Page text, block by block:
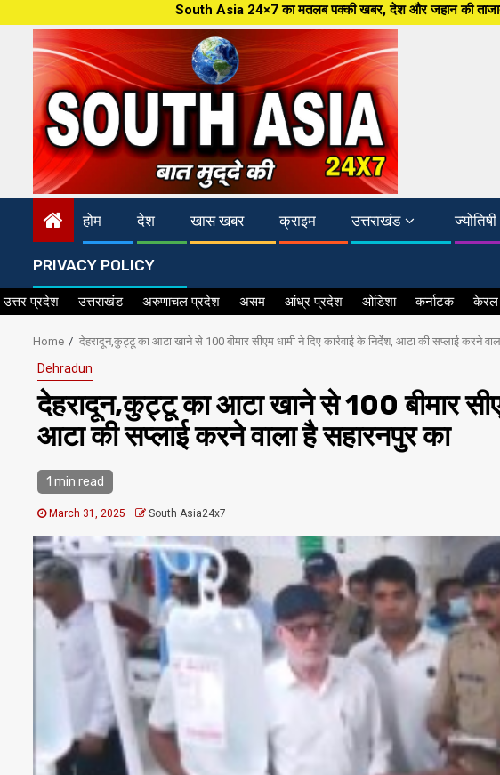
to
content
South Asia 24×7 का मतलब पक्की खबर, देश और जहान की ताजातरीन
होम देश खास खबर क्राइम उत्तराखंड ज्योतिषी
PRIVACY POLICY
उत्तर प्रदेश उत्तराखंड अरुणाचल प्रदेश असम आंध्र प्रदेश ओडिशा कर्नाटक केरल
Home देहरादून,कुट्टू का आटा खाने से 100 बीमार सीएम धामी ने दिए कार्रवाई के निर्देश, आटा की सप्लाई करने
Dehradun
देहरादून,कुट्टू का आटा खाने से 100 बीमार सीएम
आटा की सप्लाई करने वाला है सहारनपुर का
1 min read
March 31, 2025 South Asia24x7